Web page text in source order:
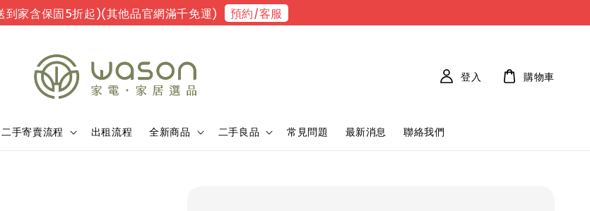
到家含保固5折起)(其他品官網滿千免運) 預約/客服
二手寄賣流程 出租流程 全新商品 二手良品 常見問題 最新消息 聯絡我們
登入 購物車